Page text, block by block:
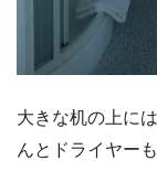
大きな机の上に
んとドライヤー